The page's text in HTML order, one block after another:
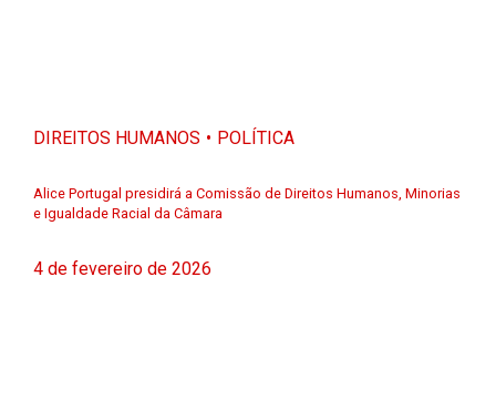
DIREITOS HUMANOS POLÍTICA
Alice Portugal presidirá a Comissão de Direitos Humanos, Minorias
e Igualdade Racial da Câmara
4 de fevereiro de 2026